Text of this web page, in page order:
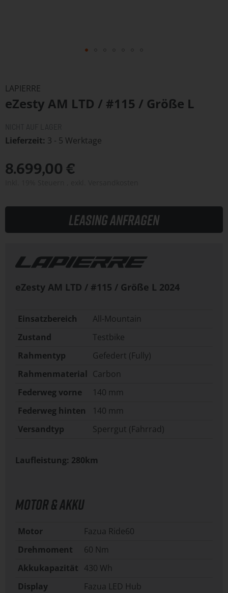
der
Bildergalerie
springen
LAPIERRE
eZesty AM LTD / #115 / Größe L
Lieferzeit 3 - 5 Werktage
8.699,00 €
Leasing anfragen
eZesty AM LTD / #115 / Größe L 2024
Einsatzbereich
All-Mountain
Zustand
Testbike
Rahmentyp
Gefedert (Fully)
Rahmenmaterial Carbon
Federweg vorne
140 mm
Federweg hinten
140 mm
Versandtyp
Sperrgut (Fahrrad)
Laufleistung: 280km
MOTOR & AKKU
Motor
Fazua Ride60
Drehmoment
60 Nm
Akkukapazität 430 Wh
Display
Fazua LED Hub